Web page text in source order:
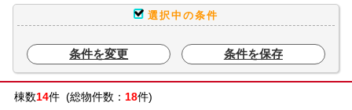
選択中の条件
条件を変更 条件を保存
棟数14件 (総物件数： 18件)